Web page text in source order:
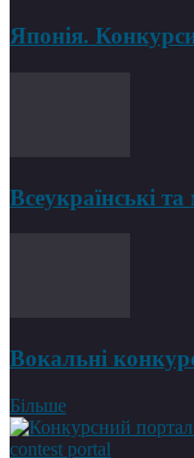
Японія.
Всеукраїнські
Вокальні
Більше